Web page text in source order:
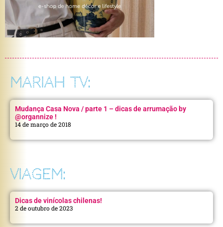
MARIAH TV:
Mudança Casa Nova / parte 1 – dicas de arrumação by
@organnize !
14 de março de 2018
VIAGEM:
Dicas de vinícolas chilenas!
2 de outubro de 2023